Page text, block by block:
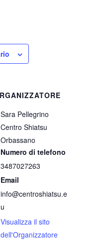
Sara Pellegrino
Centro Shiatsu
Orbassano
Numero di telefono
3487027263
Email
info@centroshiatsu.e
u
Visualizza il sito
dell'Organizzatore